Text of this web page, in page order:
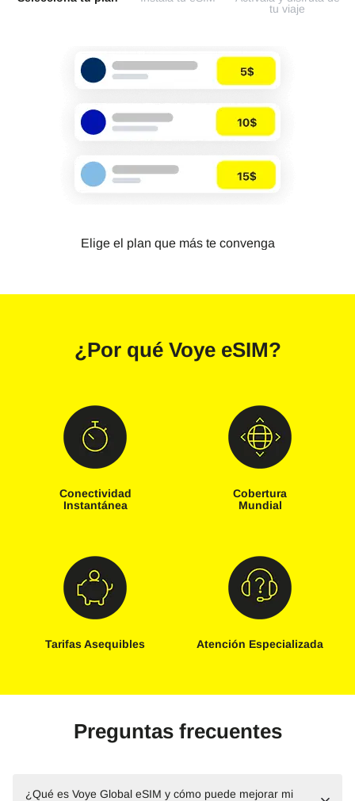
tu viaje
Elige el plan que más te convenga
¿Por qué Voye eSIM?
Conectividad
Instantánea
Cobertura
Mundial
Tarifas Asequibles Atención Especializada
Preguntas frecuentes
¿Qué es Voye Global eSIM y cómo puede mejorar mi